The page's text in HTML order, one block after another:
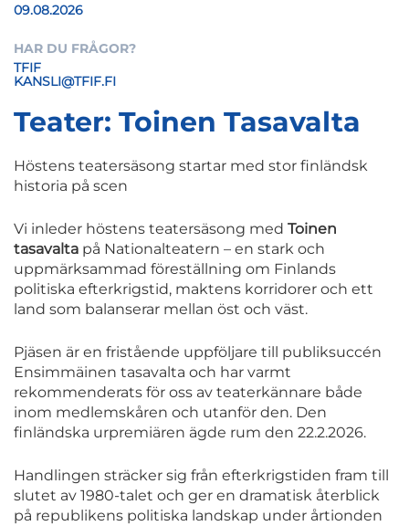
09.08.2026
HAR DU FRÅGOR?
TFIF
KANSLI@TFIF.FI
Teater: Toinen Tasavalta
Höstens teatersäsong startar med stor finländsk
historia på scen
Vi inleder höstens teatersäsong med Toinen
tasavalta på Nationalteatern – en stark och
uppmärksammad föreställning om Finlands
politiska efterkrigstid, maktens korridorer och ett
land som balanserar mellan öst och väst.
Pjäsen är en fristående uppföljare till publiksuccén
Ensimmäinen tasavalta och har varmt
rekommenderats för oss av teaterkännare både
inom medlemskåren och utanför den. Den
finländska urpremiären ägde rum den 22.2.2026.
Handlingen sträcker sig från efterkrigstiden fram till
slutet av 1980-talet och ger en dramatisk återblick
på republikens politiska landskap under årtionden